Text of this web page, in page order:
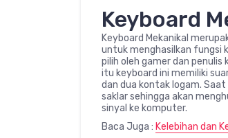
Keyboard
Keyboard Mekanikal
untuk menghasilkan fungsi
pilih oleh gamer dan
itu keyboard ini memiliki
dan dua kontak logam.
saklar sehingga akan
sinyal ke komputer.
Baca Juga : Kelebihan dan